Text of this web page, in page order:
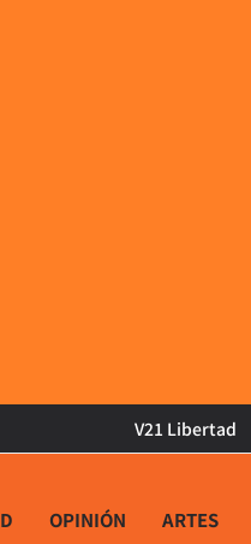
V21 Libertad
OPINIÓN ARTES